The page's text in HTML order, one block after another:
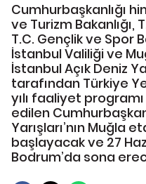
Cumhurbaşkanlığı
ve Turizm Bakanlığı,
T.C. Gençlik ve Spor
İstanbul Valiliği ve
İstanbul Açık Deniz
tarafından Türkiye
yılı faaliyet
edilen
Yarışları’nın Muğla
başlayacak ve 27
Bodrum’da sona